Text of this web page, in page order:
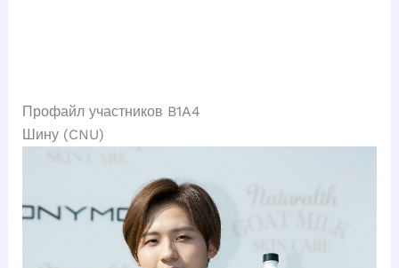
Профайл участников B1A4
Шину (CNU)